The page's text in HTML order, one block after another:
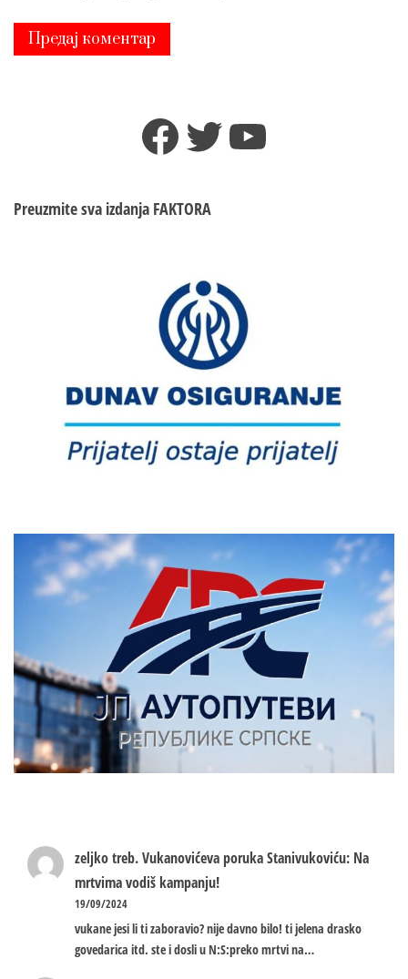
Facebook
TwitterYouTube
Preuzmite sva izdanja FAKTORA
zeljko treb.Vukanovićeva poruka Stanivukoviću: Na
mrtvima vodiš kampanju!
19/09/2024
vukane jesi li ti zaboravio? nije davno bilo! ti jelena drasko
govedarica itd. ste i dosli u N:S:preko mrtvi na…